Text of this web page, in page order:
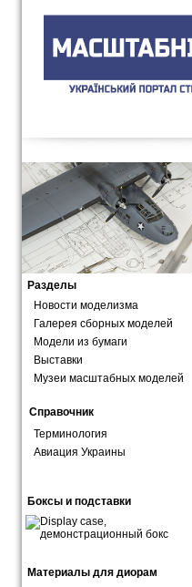
Разделы
Новости моделизма
Галерея сборных моделей
Модели из бумаги
Выставки
Музеи масштабных моделей
Справочник
Терминология
Авиация Украины
Боксы и подставки
Материалы для диорам